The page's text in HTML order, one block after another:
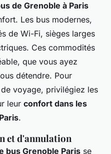
de Grenoble à Paris
Les bus modernes,
de Wi-Fi, sièges larges
Ces commodités
que vous ayez
détendre. Pour
voyage, privilégiez les
leur confort dans les
.
et d'annulation
bus Grenoble Paris se